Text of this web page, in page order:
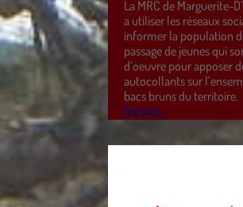
La MRC de Marguerite-
a utiliser les réseaux
informer la population
passage de jeunes qui
d’oeuvre pour apposer
autocollants sur
bacs bruns du territoire.
lire plus